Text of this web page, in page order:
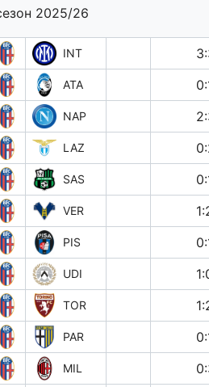
2025/26
INT
ATA
NAP
LAZ
SAS
VER
PIS
UDI
TOR
PAR
MIL